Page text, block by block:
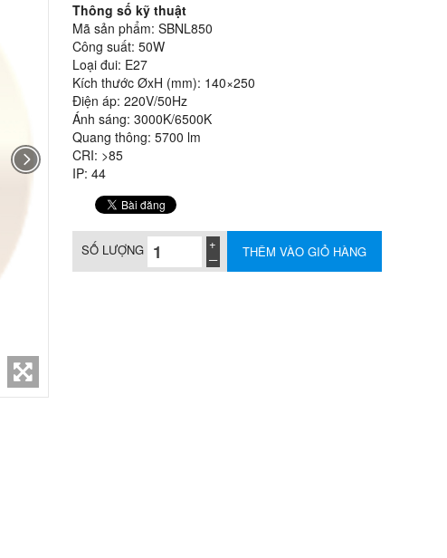
Thông số kỹ thuật
Mã sản phẩm: SBNL850
Công suất: 50W
Loại đui: E27
Kích thước ØxH (mm): 140×250
Điện áp: 220V/50Hz
Ánh sáng: 3000K/6500K
Quang thông: 5700 lm
CRI: >85
IP: 44
SỐ LƯỢNG THÊM VÀO GIỎ HÀNG